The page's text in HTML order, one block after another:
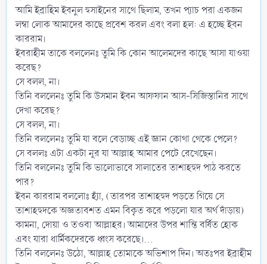
আমি ইব্রাহিম ইবনুল হুসাইনের সাথে ছিলাম, তখন প্যাচ পরা একজন
লম্বা লোক আমাদের কাছে প্রবেশ করল এবং বলা হল: এ হচ্ছে ইবন
কাররাম।
ইবরাহীম তাকে বললেনঃ তুমি কি কোন আলেমদের কাছে আসা যাওয়া
করেছ?
সে বলল, না।
তিনি বললেনঃ তুমি কি উসমান ইবন আফফান আস-সিজিস্তানির সাথে
দেখা করেছ?
সে বলল, না।
তিনি বললেনঃ তুমি যা বলে বেড়াচ্ছ এই জ্ঞান কোথা থেকে পেলে?
সে বললঃ এটা একটা নূর যা আল্লাহ আমার পেটে রেখেছেন।
তিনি বললেনঃ তুমি কি ভালোভাবে সালাতের তাশাহহুদ পাঠ করতে
পার?
ইবন কাররাম বললোঃ হ্যাঁ, (তারপর তাশাহহুদ পড়তে গিয়ে সে
তাশাহহুদকে অজ্ঞতাবশত এমন বিকৃত করে পড়লো যার অর্থ দাঁড়ায়)
কামনা, দোয়া ও তওবা আল্লাহর। আমাদের উপর শান্তি বর্ষিত হোক
এবং যারা ধার্মিকদেরকে ধ্বংস করেছে।…
তিনি বললেনঃ উঠো, আল্লাহ তোমাকে অভিশাপ দিন। অতঃপর ইব্রাহীম